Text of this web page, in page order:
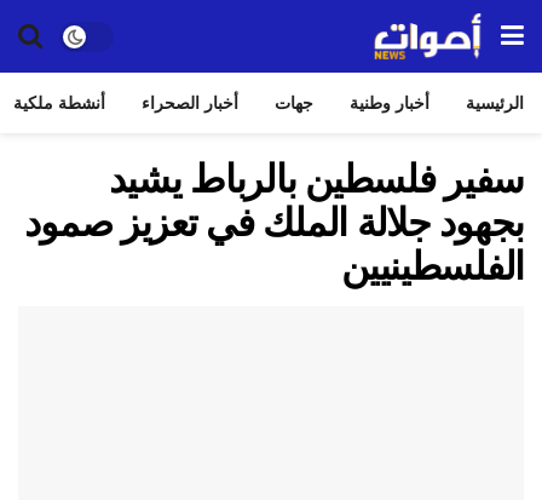
الرئيسية أخبار وطنية جهات أخبار الصحراء أنشطة ملكية
سفير فلسطين بالرباط يشيد
بجهود جلالة الملك في تعزيز صمود
الفلسطينيين